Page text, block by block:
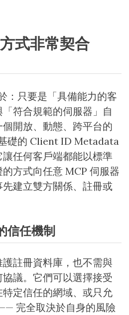
式非常契合
：只要是「具備能力的客
符合規範的伺服器」自
開放、動態、跨平台的
礎的 Client ID Metadata
任何客戶端都能以標準
方式向任意 MCP 伺服器
建立雙方關係、註冊或
信任機制
註冊資料庫，也不需與
議。它們可以選擇接受
定信任的網域、或只允
完全取決於自身的風險